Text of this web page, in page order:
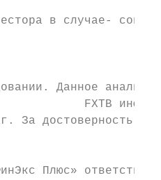
в случае-
Данное
FXTB
За
Плюс»